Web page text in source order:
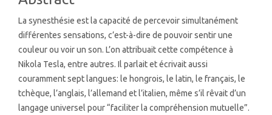
La synesthésie est la capacité de percevoir simultanément
différentes sensations, c’est-à-dire de pouvoir sentir une
couleur ou voir un son. L’on attribuait cette compétence à
Nikola Tesla, entre autres. Il parlait et écrivait aussi
couramment sept langues: le hongrois, le latin, le français, le
tchèque, l’anglais, l’allemand et l’italien, même s’il rêvait d’un
langage universel pour “faciliter la compréhension mutuelle”.